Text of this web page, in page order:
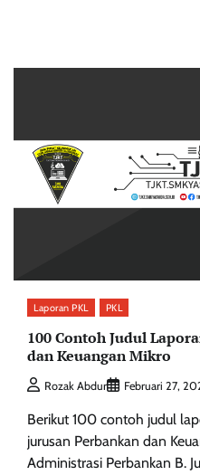
Laporan PKL PKL
100 Contoh Judul
dan Keuangan Mikro
Rozak Abdur Februari 27,
Berikut 100 contoh judul
jurusan Perbankan dan
Administrasi Perbankan B.